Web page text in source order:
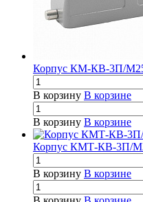
Корпус КМ-КВ-3П/
В корзину В корзине
В корзину В корзине
Корпус КМТ-КВ-3П/
В корзину В корзине